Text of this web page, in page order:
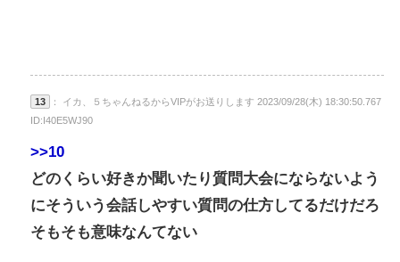
13
： イカ、５ちゃんねるからVIPがお送りします 2023/09/28(木) 18:30:50.767
ID:I40E5WJ90
>>10
どのくらい好きか聞いたり質問大会にならないよう
にそういう会話しやすい質問の仕方してるだけだろ
そもそも意味なんてない